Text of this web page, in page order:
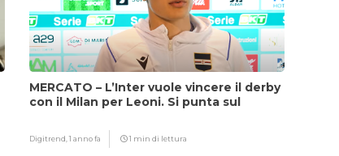
MERCATO – L’Inter vuole vincere il derby
con il Milan per Leoni. Si punta sul
Digitrend,1 anno fa 1 min di lettura